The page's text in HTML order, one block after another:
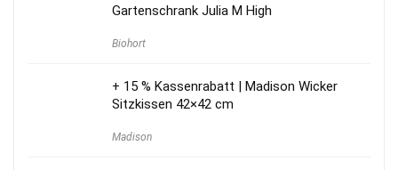
Gartenschrank Julia M High
Biohort
+ 15 % Kassenrabatt | Madison Wicker
Sitzkissen 42×42 cm
Madison